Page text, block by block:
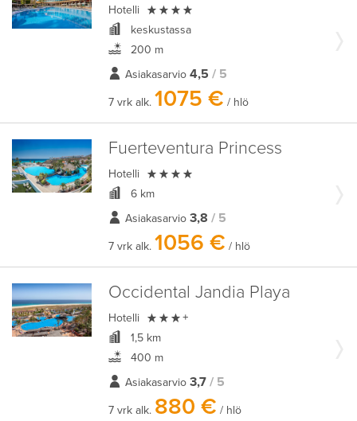
Hotelli 
keskustassa
200 m
Asiakasarvio 4,5 / 5
7 vrk alk. 1075 € / hlö
Fuerteventura Princess
Hotelli 
6 km
Asiakasarvio 3,8 / 5
7 vrk alk. 1056 € / hlö
Occidental Jandia Playa
Hotelli  +
1,5 km
400 m
Asiakasarvio 3,7 / 5
7 vrk alk. 880 € / hlö